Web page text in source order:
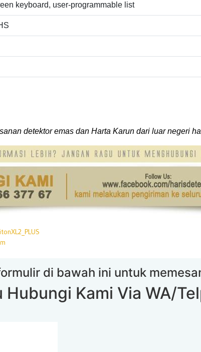
keyboard, user-programmable list
detektor emas dan Harta Karun dari luar negeri
di bawah ini untuk
Hubungi Kami Via WA/